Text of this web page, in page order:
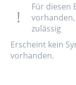
Für diesen
zulässig
Erscheint kein
vorhanden.